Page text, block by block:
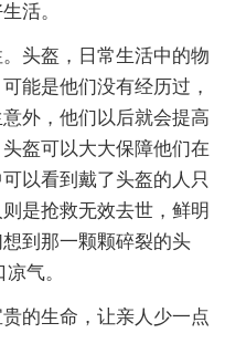
活。
头盔，日常生活中的物
能是他们没有经历过，
外，他们以后就会提高
盔可以大大保障他们在
以看到戴了头盔的人只
是抢救无效去世，鲜明
到那一颗颗碎裂的头
气。
的生命，让亲人少一点